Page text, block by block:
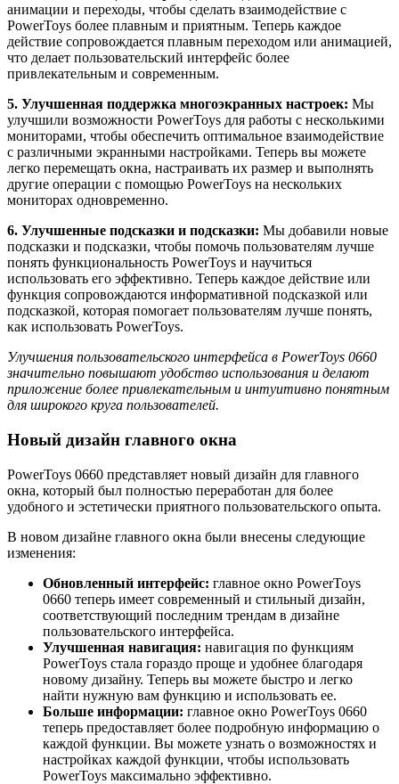
анимации и переходы, чтобы сделать взаимодействие с
PowerToys более плавным и приятным. Теперь каждое
действие сопровождается плавным переходом или анимацией,
что делает пользовательский интерфейс более
привлекательным и современным.
5. Улучшенная поддержка многоэкранных настроек: Мы
улучшили возможности PowerToys для работы с несколькими
мониторами, чтобы обеспечить оптимальное взаимодействие
с различными экранными настройками. Теперь вы можете
легко перемещать окна, настраивать их размер и выполнять
другие операции с помощью PowerToys на нескольких
мониторах одновременно.
6. Улучшенные подсказки и подсказки: Мы добавили новые
подсказки и подсказки, чтобы помочь пользователям лучше
понять функциональность PowerToys и научиться
использовать его эффективно. Теперь каждое действие или
функция сопровождаются информативной подсказкой или
подсказкой, которая помогает пользователям лучше понять,
как использовать PowerToys.
Улучшения пользовательского интерфейса в PowerToys 0660
значительно повышают удобство использования и делают
приложение более привлекательным и интуитивно понятным
для широкого круга пользователей.
Новый дизайн главного окна
PowerToys 0660 представляет новый дизайн для главного
окна, который был полностью переработан для более
удобного и эстетически приятного пользовательского опыта.
В новом дизайне главного окна были внесены следующие
изменения:
Обновленный интерфейс: главное окно PowerToys
0660 теперь имеет современный и стильный дизайн,
соответствующий последним трендам в дизайне
пользовательского интерфейса.
Улучшенная навигация: навигация по функциям
PowerToys стала гораздо проще и удобнее благодаря
новому дизайну. Теперь вы можете быстро и легко
найти нужную вам функцию и использовать ее.
Больше информации: главное окно PowerToys 0660
теперь предоставляет более подробную информацию о
каждой функции. Вы можете узнать о возможностях и
настройках каждой функции, чтобы использовать
PowerToys максимально эффективно.